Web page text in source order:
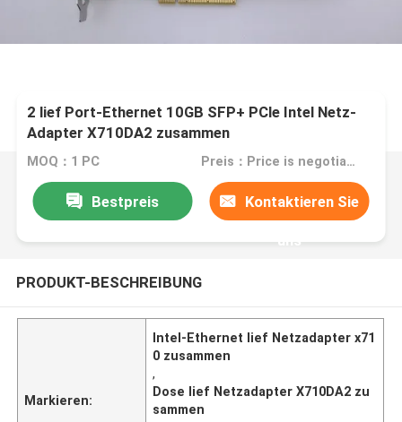
2 lief Port-Ethernet 10GB SFP+ PCle Intel Netz-
Adapter X710DA2 zusammen
MOQ：1 PC Preis：Price is negotiable
Bestpreis Kontaktieren Sie
uns
PRODUKT-BESCHREIBUNG
Markieren:
Intel-Ethernet lief Netzadapter x71
0 zusammen
,
Dose lief Netzadapter X710DA2 zu
sammen